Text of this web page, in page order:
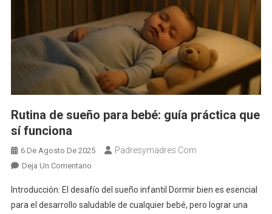
Rutina de sueño para bebé: guía práctica que
sí funciona
6 De Agosto De 2025 Padresymadres.com
Deja Un ComentarioEn
De
Sueño
Introducción: El desafío del sueño infantil Dormir bien es esencial
para el desarrollo saludable de cualquier bebé, pero lograr una